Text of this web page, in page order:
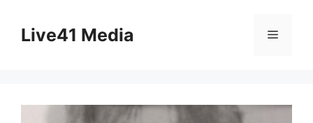
contentLive41 Media Menu